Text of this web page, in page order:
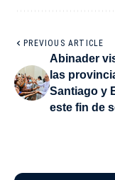
PREVIOUS ARTICLE
Abinader
las
Santiago y
este fin de